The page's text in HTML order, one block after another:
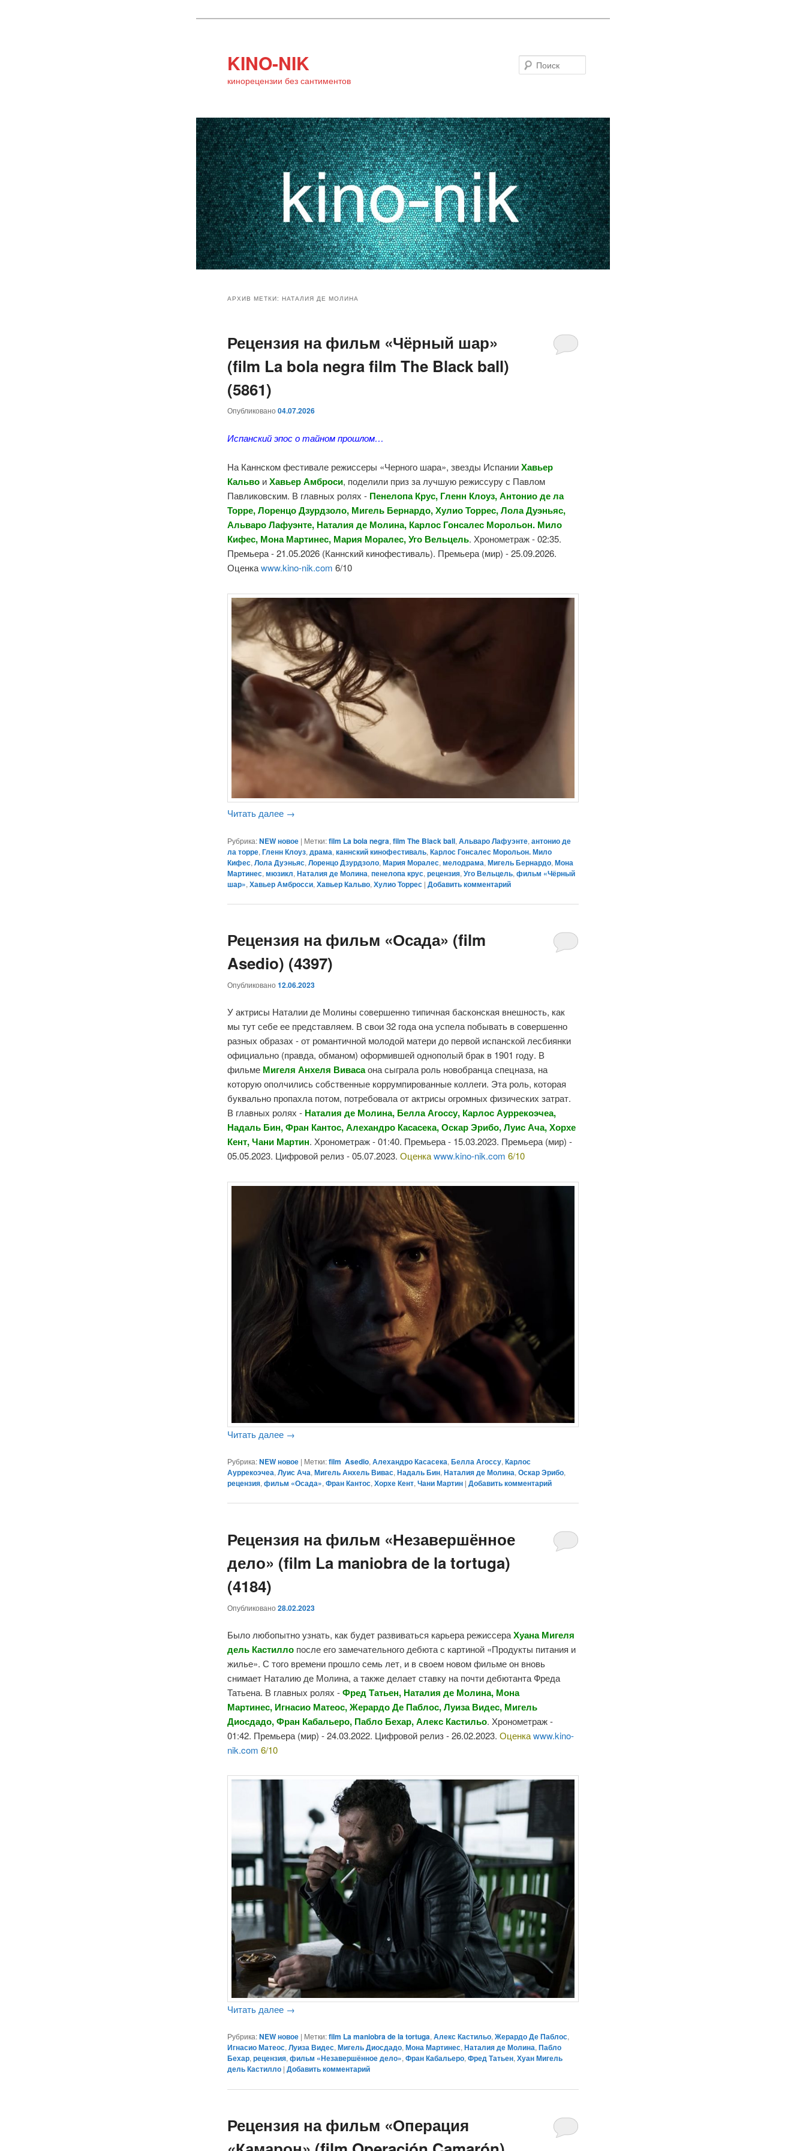
KINO-NIK
кинорецензии без сантиментов
основному
содержимому
дополнительному
содержимому
АРХИВ МЕТКИ:НАТАЛИЯ ДЕ МОЛИНА
Рецензия на фильм «Чёрный шар»
(film La bola negra film The Black ball)
(5861)
Опубликовано04.07.2026
Испанский эпос о тайном прошлом…
На Каннском фестивале режиссеры «Черного шара», звезды ИспанииХавьер
Кальво иХавьер Амброси, поделили приз за лучшую режиссуру с Павлом
Павликовским. В главных ролях - Пенелопа Крус, Гленн Клоуз, Антонио де ла
Торре, Лоренцо Дзурдзоло, Мигель Бернардо, Хулио Торрес, Лола Дуэньяс,
Альваро Лафуэнте, Наталия де Молина, Карлос Гонсалес Морольон. Мило
Кифес, Мона Мартинес, Мария Моралес, Уго Вельцель. Хронометраж - 02:35.
Премьера - 21.05.2026 (Каннский кинофестиваль). Премьера (мир) - 25.09.2026.
Оценкаwww.kino-nik.com 6/10
Читать далее →
Рубрика: NEW новое | Метки: film La bola negra,film The Black ball,Альваро Лафуэнте,антонио де
ла торре,Гленн Клоуз,драма,каннский кинофестиваль,Карлос Гонсалес Морольон. Мило
Кифес,Лола Дуэньяс,Лоренцо Дзурдзоло,Мария Моралес,мелодрама,Мигель Бернардо,Мона
Мартинес,мюзикл,Наталия де Молина,пенелопа крус,рецензия,Уго Вельцель,фильм «Чёрный
шар»,Хавьер Амбросси,Хавьер Кальво,Хулио Торрес |Добавить комментарий
Рецензия на фильм «Осада» (film
Asedio) (4397)
Опубликовано12.06.2023
У актрисы Наталии де Молины совершенно типичная басконская внешность, как
мы тут себе ее представляем. В свои 32 года она успела побывать в совершенно
разных образах - от романтичной молодой матери до первой испанской лесбиянки
официально (правда, обманом) оформившей однополый брак в 1901 году. В
фильме Мигеля Анхеля Вивасаона сыграла роль новобранца спецназа, на
которую ополчились собственные коррумпированные коллеги. Эта роль, которая
буквально пропахла потом, потребовала от актрисы огромных физических затрат.
В главных ролях - Наталия де Молина, Белла Агоссу, Карлос Ауррекоэчеа,
Надаль Бин, Фран Кантос, Алехандро Касасека, Оскар Эрибо, Луис Ача, Хорхе
Кент, Чани Мартин. Хронометраж - 01:40. Премьера - 15.03.2023. Премьера (мир) -
05.05.2023. Цифровой релиз - 05.07.2023.Оценкаwww.kino-nik.com 6/10
Читать далее →
Рубрика: NEW новое | Метки: film Asedio,Алехандро Касасека,Белла Агоссу,Карлос
Ауррекоэчеа,Луис Ача,Мигель Анхель Вивас,Надаль Бин,Наталия де Молина,Оскар Эрибо,
рецензия,фильм «Осада»,Фран Кантос,Хорхе Кент,Чани Мартин |Добавить комментарий
Рецензия на фильм «Незавершённое
дело» (film La maniobra de la tortuga)
(4184)
Опубликовано28.02.2023
Было любопытно узнать, как будет развиваться карьера режиссераХуана Мигеля
дель Кастилло после его замечательного дебюта с картиной «Продукты питания и
жилье». С того времени прошло семь лет, и в своем новом фильме он вновь
снимает Наталию де Молина, а также делает ставку на почти дебютанта Фреда
Татьена. В главных ролях -Фред Татьен, Наталия де Молина, Мона
Мартинес, Игнасио Матеос, Жерардо Де Паблос, Луиза Видес, Мигель
Диосдадо, Фран Кабальеро, Пабло Бехар, Алекс Кастильо. Хронометраж -
01:42. Премьера (мир) - 24.03.2022. Цифровой релиз - 26.02.2023.Оценкаwww.kino-
nik.com 6/10
Читать далее →
Рубрика: NEW новое | Метки: film La maniobra de la tortuga,Алекс Кастильо,Жерардо Де Паблос,
Игнасио Матеос,Луиза Видес,Мигель Диосдадо,Мона Мартинес,Наталия де Молина,Пабло
Бехар,рецензия,фильм «Незавершённое дело»,Фран Кабальеро,Фред Татьен,Хуан Мигель
дель Кастилло |Добавить комментарий
Рецензия на фильм «Операция